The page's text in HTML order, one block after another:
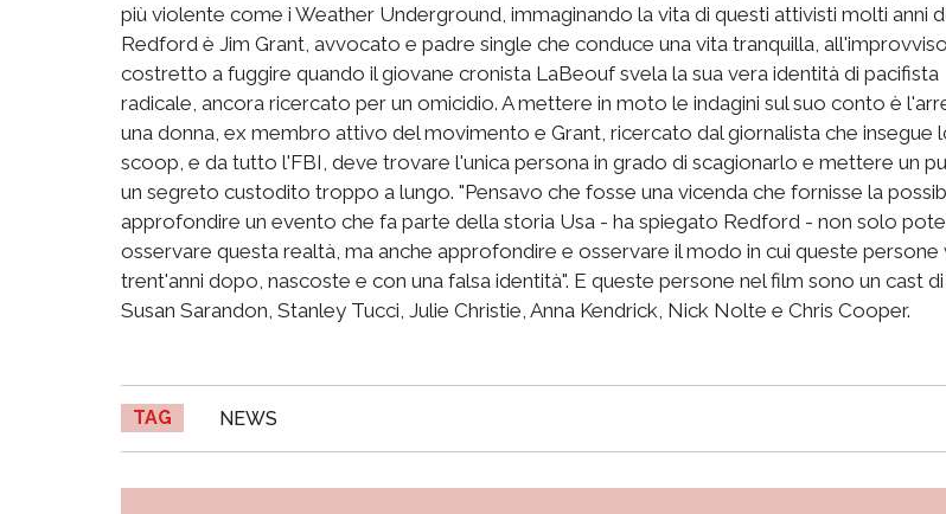
più violente come i Weather Underground, immaginando la vita di questi attivisti molti anni
Redford è Jim Grant, avvocato e padre single che conduce una vita tranquilla, all'improvviso
costretto a fuggire quando il giovane cronista LaBeouf svela la sua vera identità di pacifista
radicale, ancora ricercato per un omicidio. A mettere in moto le indagini sul suo conto è
una donna, ex membro attivo del movimento e Grant, ricercato dal giornalista che insegue
scoop, e da tutto l'FBI, deve trovare l'unica persona in grado di scagionarlo e mettere un
un segreto custodito troppo a lungo. "Pensavo che fosse una vicenda che fornisse la
approfondire un evento che fa parte della storia Usa - ha spiegato Redford - non solo
osservare questa realtà, ma anche approfondire e osservare il modo in cui queste persone
trent'anni dopo, nascoste e con una falsa identità". E queste persone nel film sono un cast di
Susan Sarandon, Stanley Tucci, Julie Christie, Anna Kendrick, Nick Nolte e Chris Cooper.
TAG NEWS